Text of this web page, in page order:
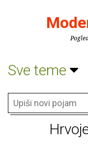
Sve teme